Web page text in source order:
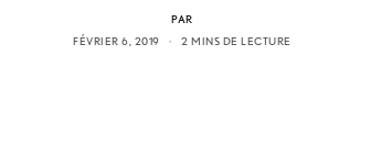
PAR
FÉVRIER 6, 2019
2 MINS DE LECTURE